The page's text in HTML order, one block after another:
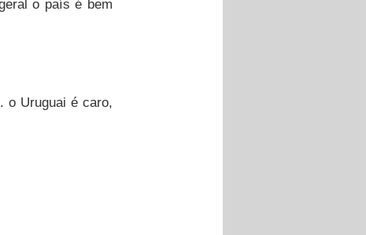
o país é bem
o Uruguai é caro,